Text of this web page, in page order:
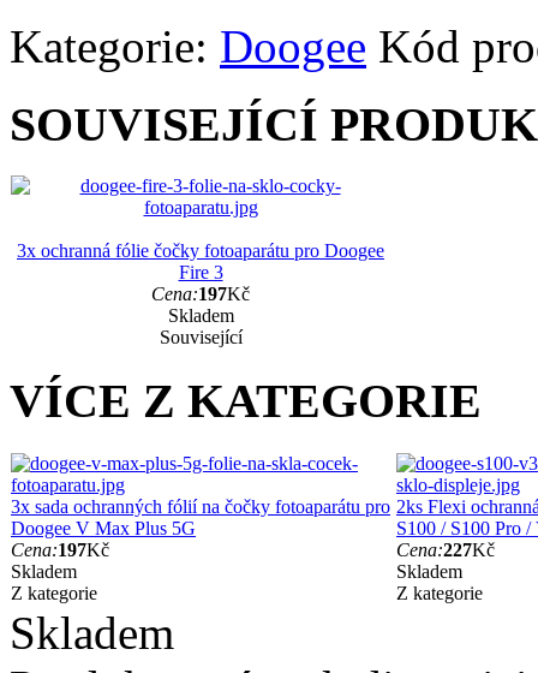
Kategorie: Doogee Kód
SOUVISEJÍCÍ
3x ochranná fólie čočky fotoaparátu pro Doogee
Fire 3
Cena:197Kč
Skladem
Související
VÍCE Z KATEGORIE
3x sada ochranných fólií na čočky fotoaparátu pro
Doogee V Max Plus 5G
Cena:197Kč
Skladem
Z kategorie
2ks Flexi
S100 / S100 Pro
Cena:227Kč
Skladem
Z kategorie
Skladem